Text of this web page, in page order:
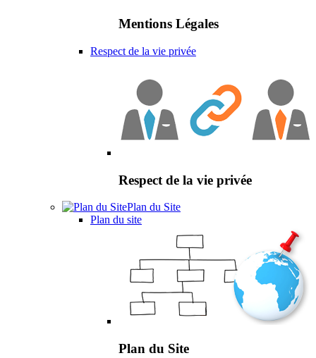
Mentions Légales
Respect de la vie privée
Respect de la vie privée
Plan du Site
Plan du site
Plan du Site